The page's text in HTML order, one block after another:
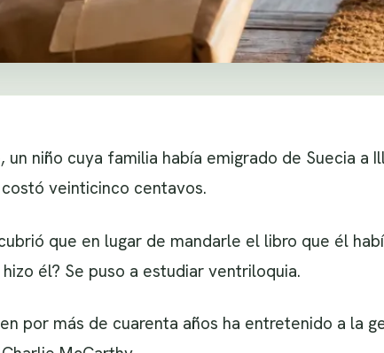
niño cuya familia había emigrado de Suecia a
veinticinco centavos.
que en lugar de mandarle el libro que él
él? Se puso a estudiar ventriloquia.
por más de cuarenta años ha entretenido a la